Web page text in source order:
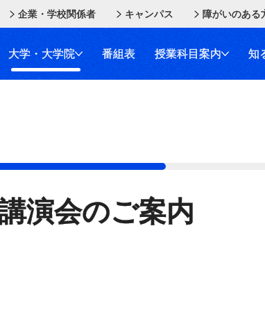
企業・学校関係者 キャンパス 障がいのある
大学・大学院 番組表 授業科目案内 知
演会のご案内